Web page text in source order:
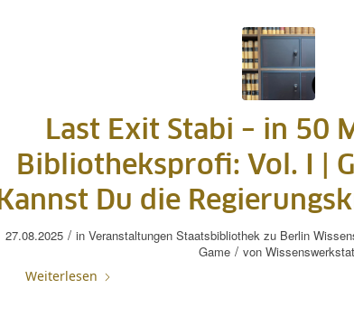
Last Exit Stabi – in 50
Bibliotheksprofi: Vol. I |
Kannst Du die
27.08.2025 / in Veranstaltungen Staatsbibliothek zu Berlin
Game / von
Weiterlesen